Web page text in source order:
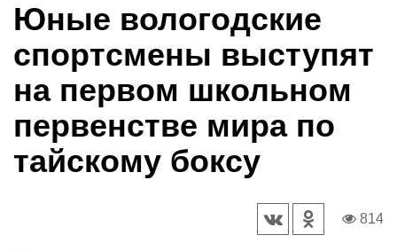
Юные вологодские
спортсмены выступят
на первом школьном
первенстве мира по
тайскому боксу
814